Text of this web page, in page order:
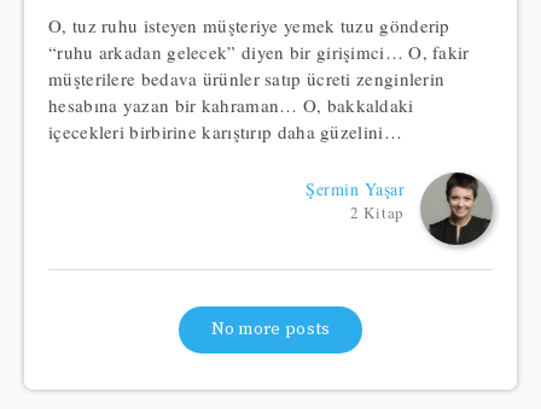
O, tuz ruhu isteyen müşteriye yemek tuzu gönderip
“ruhu arkadan gelecek” diyen bir girişimci… O, fakir
müşterilere bedava ürünler satıp ücreti zenginlerin
hesabına yazan bir kahraman… O, bakkaldaki
içecekleri birbirine karıştırıp daha güzelini…
Şermin Yaşar
2 Kitap
No more posts